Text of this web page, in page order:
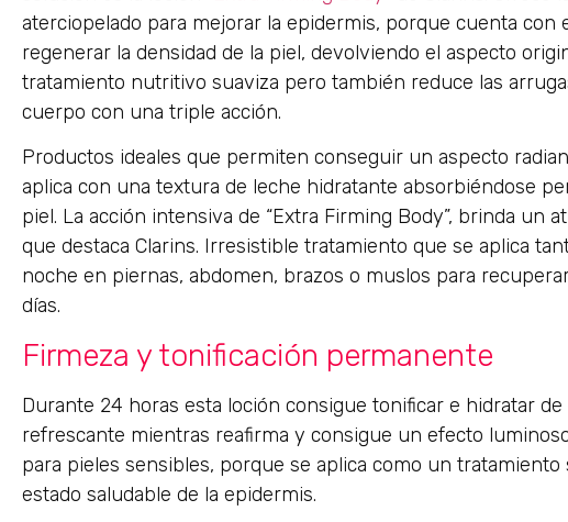
aterciopelado para mejorar la epidermis, porque cuenta con
regenerar la densidad de la piel, devolviendo el aspecto
tratamiento nutritivo suaviza pero también reduce las
cuerpo con una triple acción.
Productos ideales que permiten conseguir un aspecto
aplica con una textura de leche hidratante absorbiéndose
piel. La acción intensiva de “Extra Firming Body”, brinda un
que destaca Clarins. Irresistible tratamiento que se aplica
noche en piernas, abdomen, brazos o muslos para
días.
Firmeza y tonificación permanente
Durante 24 horas esta loción consigue tonificar e hidratar
refrescante mientras reafirma y consigue un efecto
para pieles sensibles, porque se aplica como un
estado saludable de la epidermis.